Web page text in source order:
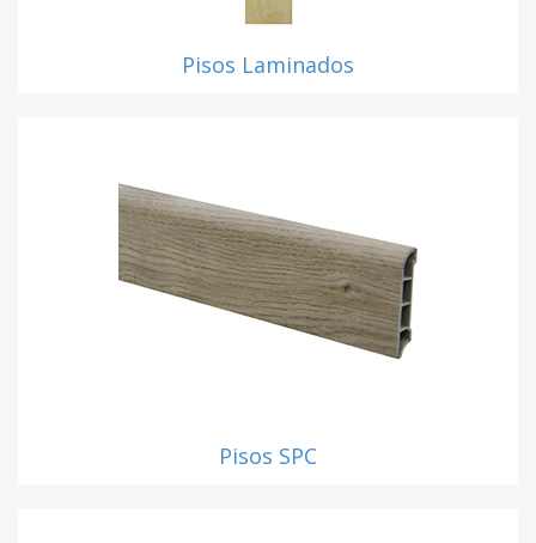
Pisos Laminados
Pisos SPC